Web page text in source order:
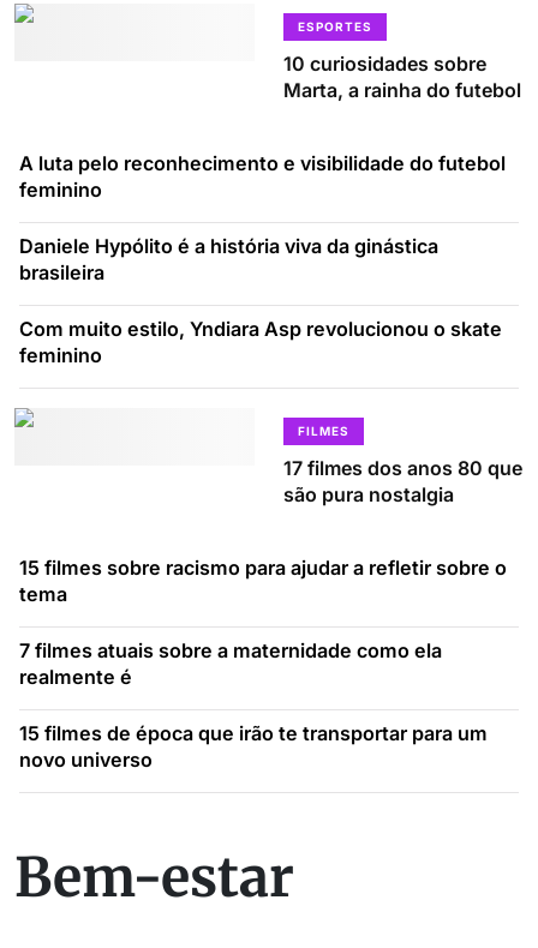
ESPORTES
10 curiosidades sobre
Marta, a rainha do futebol
A luta pelo reconhecimento e visibilidade do futebol
feminino
Daniele Hypólito é a história viva da ginástica
brasileira
Com muito estilo, Yndiara Asp revolucionou o skate
feminino
FILMES
17 filmes dos anos 80 que
são pura nostalgia
15 filmes sobre racismo para ajudar a refletir sobre o
tema
7 filmes atuais sobre a maternidade como ela
realmente é
15 filmes de época que irão te transportar para um
novo universo
Bem-estar